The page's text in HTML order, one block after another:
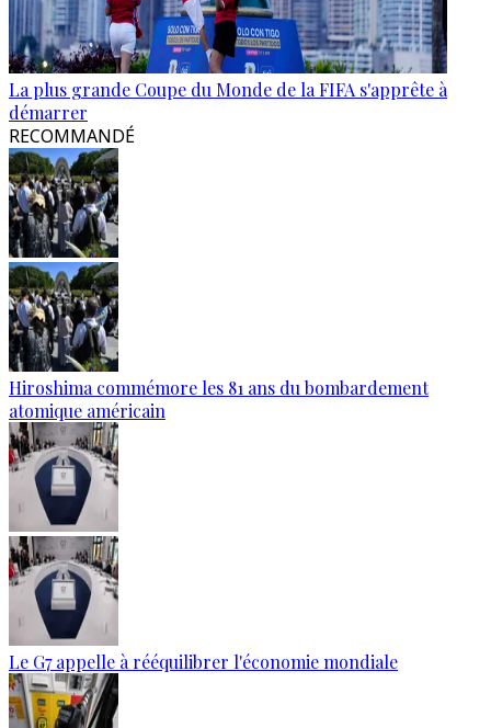
La plus grande Coupe du Monde de la FIFA s'apprête à
démarrer
RECOMMANDÉ
Hiroshima commémore les 81 ans du bombardement
atomique américain
Le G7 appelle à rééquilibrer l'économie mondiale